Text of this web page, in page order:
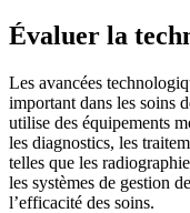
Évaluer la
Les avancées
important dans les soins
utilise des équipements
les diagnostics, les
telles que les
les systèmes de gestion
l’efficacité des soins.